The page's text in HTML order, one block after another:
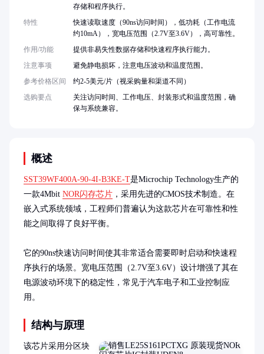
概述
SST39WF400A-90-4I-B3KE-T是Microchip Technology生产的
一款4Mbit NOR闪存芯片 ，采用先进的CMOS技术制造。在
嵌入式系统领域，工程师们普遍认为这款芯片在可靠性和性
能之间取得了良好平衡。
它的90ns快速访问时间使其非常适合需要即时启动和快速程
序执行的场景。宽电压范围（2.7V至3.6V）设计增强了其在
电源波动环境下的稳定性，常见于汽车电子和工业控制应
用。
结构与原理
该芯片采用分区块
存储和程序执行。
特性
快速读取速度（90ns访问时间），低功耗（工作电流
约10mA），宽电压范围（2.7V至3.6V），高可靠性。
作用/功能
提供非易失性数据存储和快速程序执行能力。
注意事项
避免静电损坏，注意电压波动和温度范围。
参考价格区间
约2-5美元/片（视采购量和渠道不同）
选购要点
关注访问时间、工作电压、封装形式和温度范围，确
保与系统兼容。